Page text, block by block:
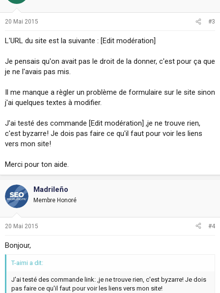
20 Mai 2015 #3
L'URL du site est la suivante : [Edit modération]
Je pensais qu'on avait pas le droit de la donner, c'est pour ça que
je ne l'avais pas mis.
Il me manque a règler un problème de formulaire sur le site sinon
j'ai quelques textes à modifier.
J'ai testé des commande [Edit modération] ,je ne trouve rien,
c'est byzarre! Je dois pas faire ce qu'il faut pour voir les liens
vers mon site!
Merci pour ton aide.
Madrileño
Membre Honoré
20 Mai 2015 #4
Bonjour,
T-aimi a dit:
J'ai testé des commande link: ,je ne trouve rien, c'est byzarre! Je dois
pas faire ce qu'il faut pour voir les liens vers mon site!